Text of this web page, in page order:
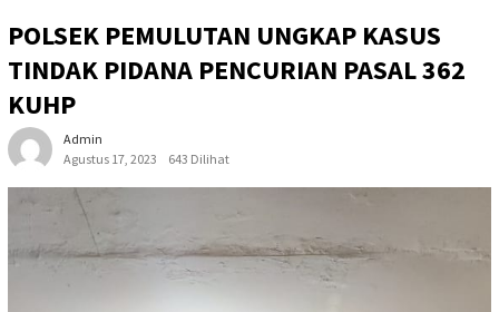
POLSEK PEMULUTAN UNGKAP KASUS
TINDAK PIDANA PENCURIAN PASAL 362
KUHP
Admin
Agustus 17, 2023
643 Dilihat